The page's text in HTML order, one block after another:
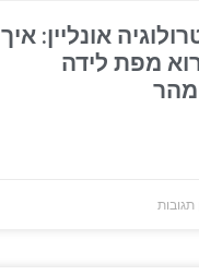
אונליין: איך
מפת לידה
תגובות